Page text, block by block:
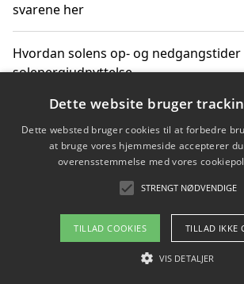
svarene her
Hvordan solens op- og
solenergiudnyttelse
Hvordan du får svar på
vedvarende energikilder
Om / kontakt
Blog
Dette website bruger
Dette websted bruger cookies til at forbedre
at bruge vores hjemmeside accepterer
overensstemmelse med vores
STRENGT NØDVENDIGE
TILLAD COOKIES TILLAD IKKE
VIS DETALJER